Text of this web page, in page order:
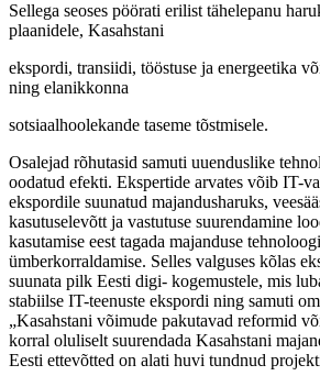
Sellega seoses pöörati erilist tähelepanu
plaanidele, Kasahstani
ekspordi, transiidi, tööstuse ja energeetika
ning elanikkonna
sotsiaalhoolekande taseme tõstmisele.
Osalejad rõhutasid samuti uuenduslike
oodatud efekti. Ekspertide arvates võib IT-
ekspordile suunatud majandusharuks,
kasutuselevõtt ja vastutuse suurendamine
kasutamise eest tagada majanduse
ümberkorraldamise. Selles valguses kõlas
suunata pilk Eesti digi- kogemustele, mis
stabiilse IT-teenuste ekspordi ning samuti
„Kasahstani võimude pakutavad reformid
korral oluliselt suurendada Kasahstani
Eesti ettevõtted on alati huvi tundnud